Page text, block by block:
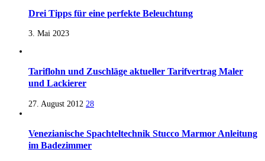
Drei Tipps für eine perfekte Beleuchtung
3. Mai 2023
Tariflohn und Zuschläge aktueller Tarifvertrag Maler
und Lackierer
27. August 2012 28
Venezianische Spachteltechnik Stucco Marmor Anleitung
im Badezimmer